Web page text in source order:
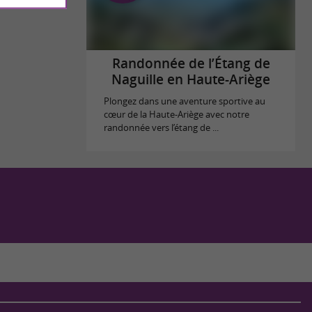
Randonnée de l’Étang de
Naguille en Haute-Ariège
Plongez dans une aventure sportive au
cœur de la Haute-Ariège avec notre
randonnée vers l’étang de ...